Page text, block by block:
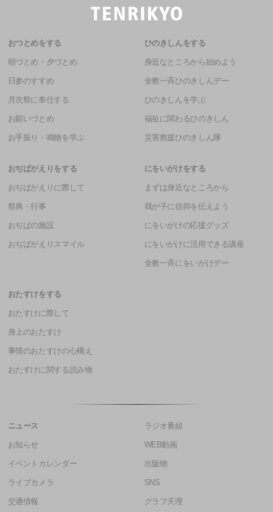
おつとめをする
朝づとめ・夕づとめ
日参のすすめ
月次祭に奉仕する
お願いづとめ
お手振り・鳴物を学ぶ
ひのきしんをする
身近なところから始めよう
全教一斉ひのきしんデー
ひのきしんを学ぶ
福祉に関わるひのきしん
災害救援ひのきしん隊
おぢばがえりをする
おぢばがえりに際して
祭典・行事
おぢばの施設
おぢばがえりスマイル
にをいがけをする
まずは身近なところから
我が子に信仰を伝えよう
にをいがけの応援グッズ
にをいがけに活用できる講座
全教一斉にをいがけデー
おたすけをする
おたすけに際して
身上のおたすけ
事情のおたすけの心構え
おたすけに関する読み物
ニュース
お知らせ
イベントカレンダー
ライブカメラ
交通情報
ラジオ番組
WEB動画
出版物
SNS
グラフ天理